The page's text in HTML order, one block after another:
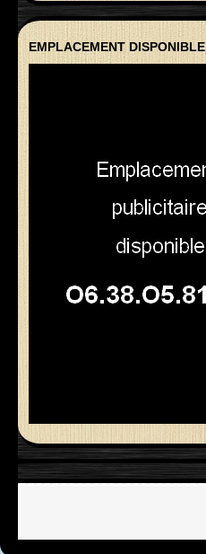
EMPLACEMENT DISPONIBLE